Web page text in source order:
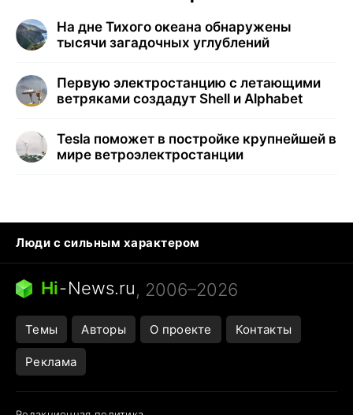
На дне Тихого океана обнаружены
тысячи загадочных углублений
Первую электростанцию с летающими
ветряками создадут Shell и Alphabet
Tesla поможет в постройке крупнейшей в
мире ветроэлектростанции
Люди с сильным характером
Кошка писает на кровать
Тунцы в океанариуме
Ядовитые пауки России
Города в ядерной войне
Открытие в Google Maps
Hi-News.ru, 2006–2026
Темы Авторы О проекте Контакты
Реклама